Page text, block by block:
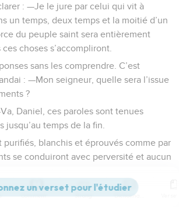
: —Je le jure par celui qui vit à
un temps, deux temps et la moitié d’un
du peuple saint sera entièrement
choses s’accompliront.
sans les comprendre. C’est
: —Mon seigneur, quelle sera l’issue
?
Daniel, ces paroles sont tenues
jusqu’au temps de la fin.
purifiés, blanchis et éprouvés comme par
se conduiront avec perversité et aucun
Commentaires Strong